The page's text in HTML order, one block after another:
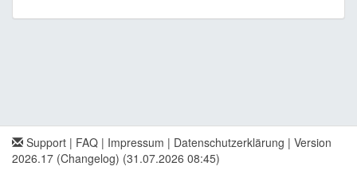
Support | FAQ | Impressum | Datenschutzerklärung | Version
2026.17 (Changelog) (31.07.2026 08:45)